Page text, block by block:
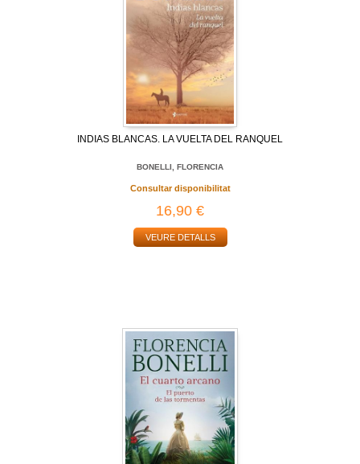
INDIAS BLANCAS. LA VUELTA DEL RANQUEL
BONELLI, FLORENCIA
Consultar disponibilitat
16,90 €
VEURE DETALLS